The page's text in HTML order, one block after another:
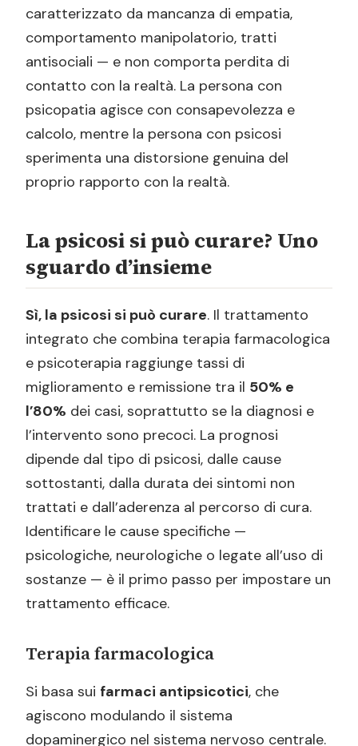
caratterizzato da mancanza di empatia,
comportamento manipolatorio, tratti
antisociali — e non comporta perdita di
contatto con la realtà. La persona con
psicopatia agisce con consapevolezza e
calcolo, mentre la persona con psicosi
sperimenta una distorsione genuina del
proprio rapporto con la realtà.
La psicosi si può curare? Uno
sguardo d’insieme
Sì, la psicosi si può curare. Il trattamento
integrato che combina terapia farmacologica
e psicoterapia raggiunge tassi di
miglioramento e remissione tra il 50% e
l’80% dei casi, soprattutto se la diagnosi e
l’intervento sono precoci. La prognosi
dipende dal tipo di psicosi, dalle cause
sottostanti, dalla durata dei sintomi non
trattati e dall’aderenza al percorso di cura.
Identificare le cause specifiche —
psicologiche, neurologiche o legate all’uso di
sostanze — è il primo passo per impostare un
trattamento efficace.
Terapia farmacologica
Si basa sui farmaci antipsicotici, che
agiscono modulando il sistema
dopaminergico nel sistema nervoso centrale.